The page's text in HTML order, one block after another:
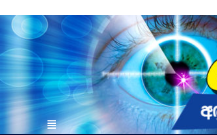
to
contentvinivida.lk